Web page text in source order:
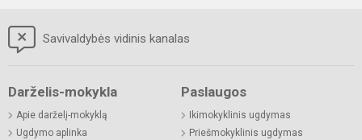
Savivaldybės vidinis kanalas
Darželis-mokykla
Apie darželį-mokyklą
Ugdymo aplinka
Paslaugos
Ikimokyklinis ugdymas
Priešmokyklinis ugdymas